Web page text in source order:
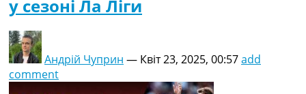
у сезоні Ла Ліги
Андрій Чуприн — Квіт 23, 2025, 00:57add
comment